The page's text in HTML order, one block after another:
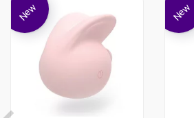
New New